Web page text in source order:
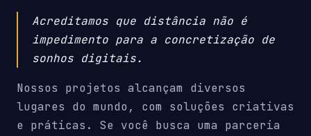
Acreditamos que distância não é
impedimento para a concretização de
sonhos digitais.
Nossos projetos alcançam diversos
lugares do mundo, com soluções criativas
e práticas. Se você busca uma parceria